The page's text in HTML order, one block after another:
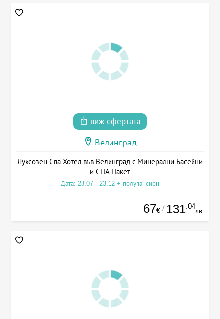
виж офертата
Велинград
Луксозен Спа Хотел във Велинград с Минерални Басейни
и СПА Пакет
Дата: 28.07 - 23.12 + полупансион
67€ / 131.04
лв.